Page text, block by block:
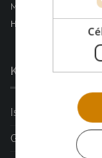
MNB engedély
H-EN-I-1064/2013
KATEGÓRIÁINK
Iskolakezdés
GARÁZSVÁSÁR